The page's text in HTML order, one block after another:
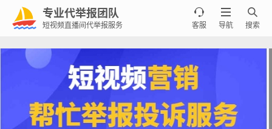
专业代举报团队
短视频直播间代举报服务

搜索

导航

客服